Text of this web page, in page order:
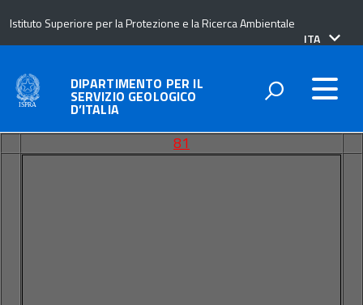
Istituto Superiore per la Protezione e la Ricerca Ambientale
lingua
ITA
DIPARTIMENTO PER IL
SERVIZIO GEOLOGICO
D’ITALIA
81